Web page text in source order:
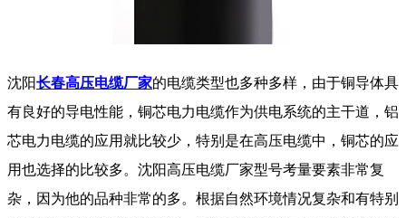
沈阳长春高压电缆厂家的电缆类型也多种多样，由于铜导体具
有良好的导电性能，铜芯电力电缆作为供电系统的主干道，铝
芯电力电缆的应用就比较少，特别是在高压电缆中，铜芯的应
用也选择的比较多。沈阳高压电缆厂家型号考量要素非常复
杂，因为他的品种非常的多。根据自然环境情况复杂和有特别